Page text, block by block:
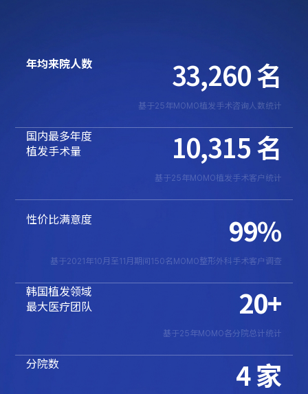
年均来院人数 33,260名
基于25年MOMO植发手术咨询人数统计
国内最多年度
植发手术量
10,315名
基于25年MOMO植发手术客户统计
性价比满意度 99%
基于2021年10月至11月期间150名MOMO整形外科手术客户调查
韩国植发领域
最大医疗团队
20+
基于25年MOMO各分院总计统计
分院数 4家